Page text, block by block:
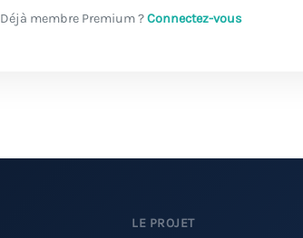
Déjà membre Premium ?Connectez-vous
LE PROJET